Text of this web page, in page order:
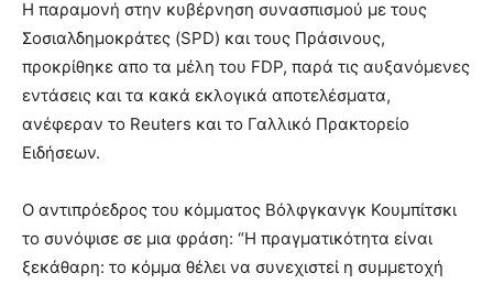
Η παραμονή στην κυβέρνηση συνασπισμού με τους
Σοσιαλδημοκράτες (SPD) και τους Πράσινους,
προκρίθηκε απο τα μέλη του FDP, παρά τις αυξανόμενες
εντάσεις και τα κακά εκλογικά αποτελέσματα,
ανέφεραν το Reuters και το Γαλλικό Πρακτορείο
Ειδήσεων.
Ο αντιπρόεδρος του κόμματος Βόλφγκανγκ Κουμπίτσκι
το συνόψισε σε μια φράση: “Η πραγματικότητα είναι
ξεκάθαρη: το κόμμα θέλει να συνεχιστεί η συμμετοχή